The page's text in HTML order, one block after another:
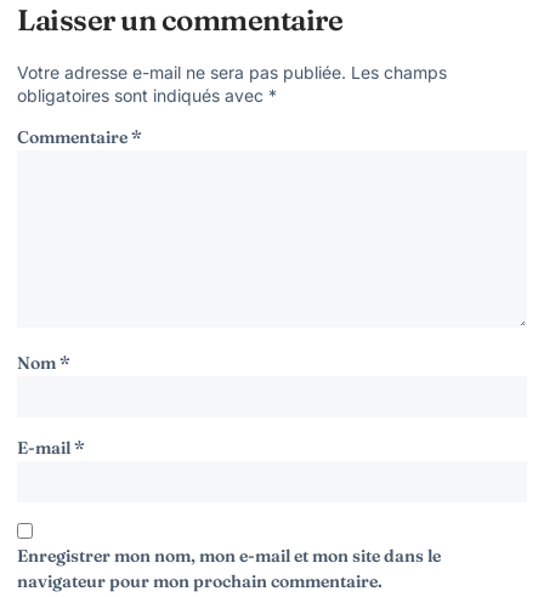
Laisser un commentaire
Votre adresse e-mail ne sera pas publiée. Les champs
obligatoires sont indiqués avec *
Commentaire*
Nom*
E-mail*
Enregistrer mon nom, mon e-mail et mon site dans le
navigateur pour mon prochain commentaire.